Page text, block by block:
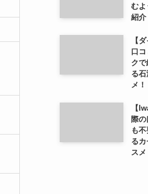
むよ
紹介
【
口
ク
る
メ！
【
際
も
る
スメ